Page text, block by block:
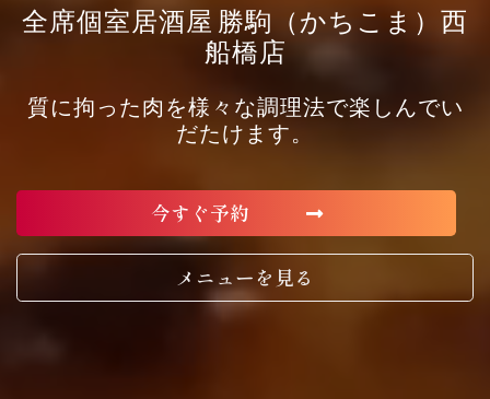
全席個室居酒屋 勝駒（かちこま）西
船橋店
質に拘った肉を様々な調理法で楽しんでい
だたけます。
今すぐ予約
メニューを見る